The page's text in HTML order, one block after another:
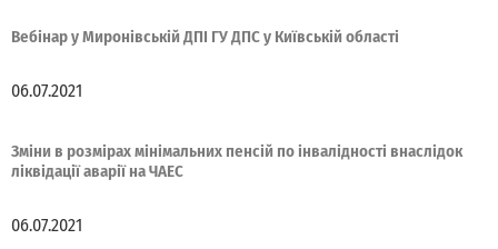
Вебінар у Миронівській ДПІ ГУ ДПС у Київській області
06.07.2021
Зміни в розмірах мінімальних пенсій по інвалідності внаслідок
ліквідації аварії на ЧАЕС
06.07.2021